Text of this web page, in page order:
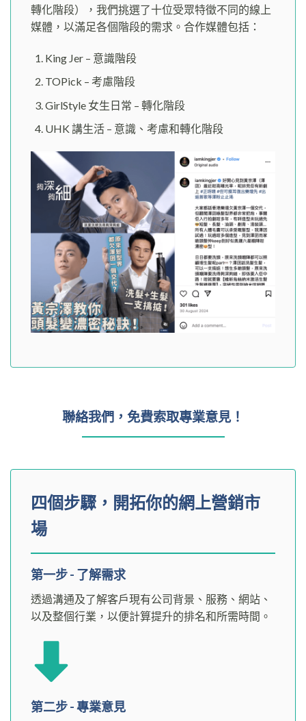
轉化階段），我們挑選了十位受眾特徵不同的線上
媒體，以滿足各個階段的需求。合作媒體包括：
King Jer – 意識階段
TOPick – 考慮階段
GirlStyle 女生日常 – 轉化階段
UHK 講生活 – 意識、考慮和轉化階段
聯絡我們，免費索取專業意見！
四個步驟，開拓你的網上營銷市
場
第一步 - 了解需求
透過溝通及了解客戶現有公司背景、服務、網站、
以及整個行業，以便計算提升的排名和所需時間。
第二步 - 專業意見